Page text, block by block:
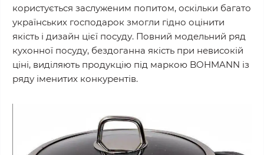
користується заслуженим попитом, оскільки багато
українських господарок змогли гідно оцінити
якість і дизайн цієї посуду. Повний модельний ряд
кухонної посуду, бездоганна якість при невисокій
ціні, виділяють продукцію під маркою BOHMANN із
ряду іменитих конкурентів.